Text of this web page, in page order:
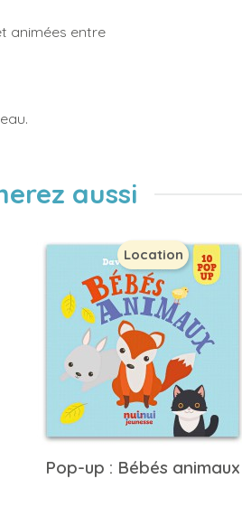
animées entre
aussi
Pop-up : Bébés animaux
Location